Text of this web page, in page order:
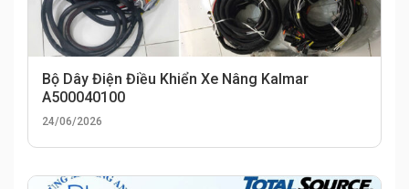
Bộ Dây Điện Điều Khiển Xe Nâng Kalmar
A500040100
24/06/2026